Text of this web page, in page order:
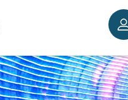
退票須知
永續理念